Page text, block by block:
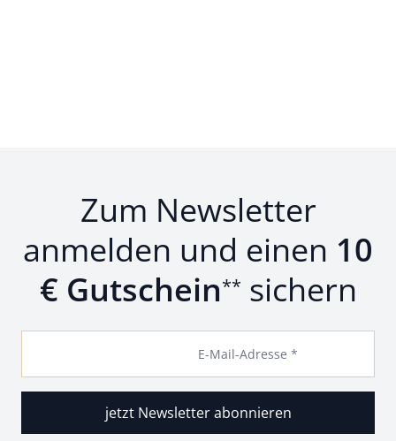
Zum Newsletter
anmelden und einen 10
€ Gutschein** sichern
E-Mail-Adresse *
jetzt Newsletter abonnieren